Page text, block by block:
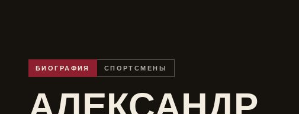
БИОГРАФИЯ СПОРТСМЕНЫ